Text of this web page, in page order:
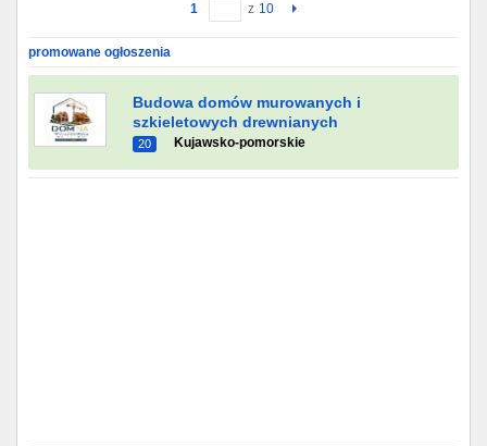
1 z 10
promowane ogłoszenia
Budowa domów murowanych i
szkieletowych drewnianych
20 Kujawsko-pomorskie
Lublin
Bydgoszcz
Rzeszów